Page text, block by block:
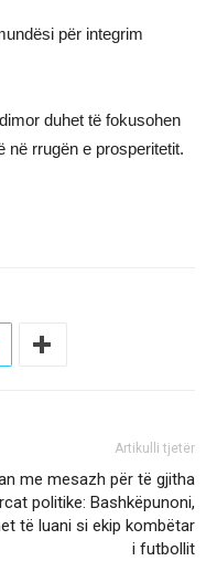
për integrim
duhet të fokusohen
në rrugën e prosperitetit.
Artikulli tjetër
me mesazh për të gjitha
politike: Bashkëpunoni,
të luani si ekip kombëtar
i futbollit